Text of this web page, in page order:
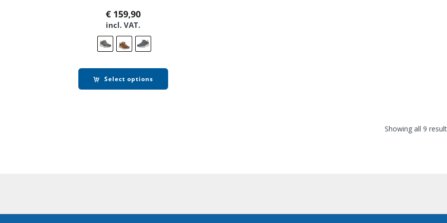
€159,90
incl. VAT.
Select options
Showing all 9